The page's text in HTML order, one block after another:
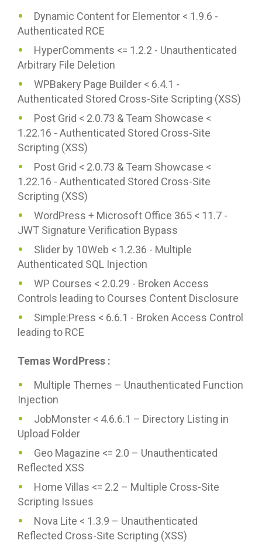
Dynamic Content for Elementor < 1.9.6 -
Authenticated RCE
HyperComments <= 1.2.2 - Unauthenticated
Arbitrary File Deletion
WPBakery Page Builder < 6.4.1 -
Authenticated Stored Cross-Site Scripting (XSS)
Post Grid < 2.0.73 & Team Showcase <
1.22.16 - Authenticated Stored Cross-Site
Scripting (XSS)
Post Grid < 2.0.73 & Team Showcase <
1.22.16 - Authenticated Stored Cross-Site
Scripting (XSS)
WordPress + Microsoft Office 365 < 11.7 -
JWT Signature Verification Bypass
Slider by 10Web < 1.2.36 - Multiple
Authenticated SQL Injection
WP Courses < 2.0.29 - Broken Access
Controls leading to Courses Content Disclosure
Simple:Press < 6.6.1 - Broken Access Control
leading to RCE
Temas WordPress :
Multiple Themes – Unauthenticated Function
Injection
JobMonster < 4.6.6.1 – Directory Listing in
Upload Folder
Geo Magazine <= 2.0 – Unauthenticated
Reflected XSS
Home Villas <= 2.2 – Multiple Cross-Site
Scripting Issues
Nova Lite < 1.3.9 – Unauthenticated
Reflected Cross-Site Scripting (XSS)